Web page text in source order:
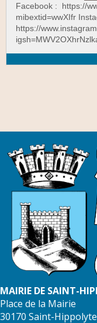
Facebook : https://
mibextid=wwXIfr
https://
MAIRIE DE SAINT-
Place de la Mairie
30170 Saint-